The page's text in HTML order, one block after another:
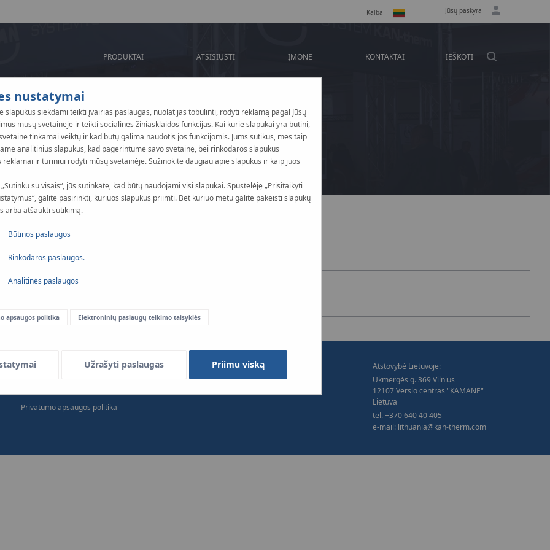
Kalba Jūsų paskyra
PRODUKTAI ATSISIŲSTI ĮMONĖ KONTAKTAI IEŠKOTI
Svetainės žemėlapis
Privatumo apsaugos politika
Atstovybė Lietuvoje:
Ukmergės g. 369 Vilnius
12107 Verslo centras "KAMANĖ"
Lietuva
tel. +370 640 40 405
e-mail: lithuania@kan-therm.com
nustatymai
slapukus siekdami teikti įvairias paslaugas, nuolat jas tobulinti, rodyti reklamą pagal Jūsų
mūsų svetainėje ir teikti socialinės žiniasklaidos funkcijas. Kai kurie slapukai yra būtini,
tinkamai veiktų ir kad būtų galima naudotis jos funkcijomis. Jums sutikus, mes taip
analitinius slapukus, kad pagerintume savo svetainę, bei rinkodaros slapukus
reklamai ir turiniui rodyti mūsų svetainėje. Sužinokite daugiau apie slapukus ir kaip juos
su visais“, jūs sutinkate, kad būtų naudojami visi slapukai. Spustelėję „Prisitaikyti
galite pasirinkti, kuriuos slapukus priimti. Bet kuriuo metu galite pakeisti slapukų
arba atšaukti sutikimą.
Būtinos paslaugos
Rinkodaros paslaugos.
Analitinės paslaugos
apsaugos politika Elektroninių paslaugų teikimo taisyklės
Užrašyti paslaugas Priimu viską